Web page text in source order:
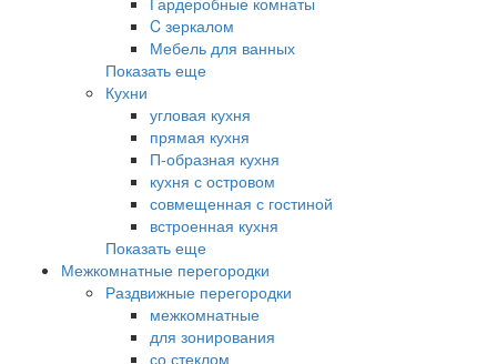
C зеркалом
Мебель для ванных
Показать еще
Кухни
угловая кухня
прямая кухня
П-образная кухня
кухня с островом
совмещенная с гостиной
встроенная кухня
Показать еще
Межкомнатные перегородки
Раздвижные перегородки
межкомнатные
для зонирования
со стеклом